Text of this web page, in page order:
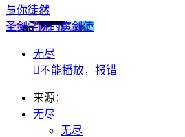
与你徒然
圣剑学院的魔剑使
无尽
不能播放，报错
来源：
无尽
无尽